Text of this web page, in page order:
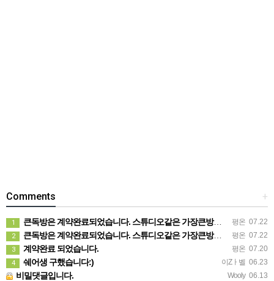
+
Comments
평온 07.22
1 큰독방은 계약완료되었습니다. 스튜디오같은 가장큰방을 2인동시 또는 혼자서 큰독방으로도 즉시입주 가능합니다.
평온 07.22
2 큰독방은 계약완료되었습니다. 스튜디오같은 가장큰방을 2인동시 또는 혼자서 큰독방으로도 즉시입주 가능합니다.
평온 07.20
3 계약완료 되었습니다.
이Zㅏ벨 06.23
4 쉐어생 구했습니다:)
Wooly 06.13
비밀댓글입니다.